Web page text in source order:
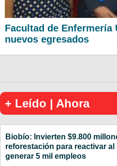
Facultad de Enfermería
nuevos egresados
+ Leído | Ahora
Biobío: Invierten $9.800
reforestación para reactivar al
generar 5 mil empleos